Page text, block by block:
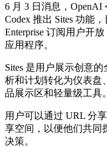
6 月 3 日消息，OpenAI
Codex 推出 Sites 功能
Enterprise 订阅用户开
应用程序。
Sites 是用户展示创意
析和计划转化为仪表盘
品展示区和轻量级工具
用户可以通过 URL 分
享空间，以便他们共同
决策。